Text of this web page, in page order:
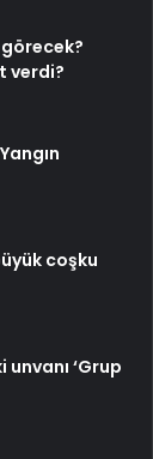
verdi?
coşku
unvanı ‘Grup